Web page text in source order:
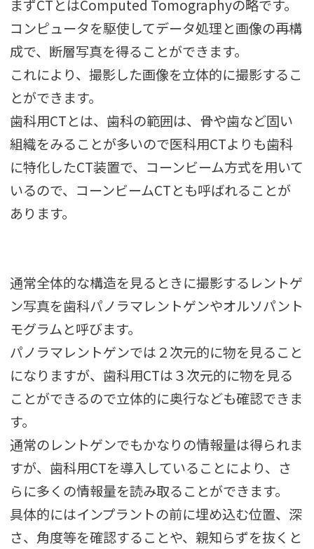
まずCTとはComputed Tomographyの略です。
コンピュータを駆使してデータ処理と画像の再構
成で、断層写真を得ることができます。
これにより、撮影した画像を立体的に撮影するこ
とができます。
歯科用CTとは、歯科の範囲は、骨や歯など固い
組織をみることが多いので医科用CTよりも歯科
に特化したCT装置で、コーンビーム方式を用いて
いるので、コーンビームCTとも呼ばれることが
あります。
通常全体的な構造を見るときに撮影するレントゲ
ン写真を歯科パノラマレントゲンやオルソパント
モグラムと呼びます。
パノラマレントゲンでは２次元的に物を見ること
になりますが、歯科用CTは３次元的に物を見る
ことができるので立体的に奥行なども確認できま
す。
通常のレントゲンでもかなりの情報量は得られま
すが、歯科用CTを導入していることにより、さ
らに多くの情報量を読み取ることができます。
具体的にはインプラントの前に埋め込む位置、深
さ、角度等を確認することや、親知らずを抜くと